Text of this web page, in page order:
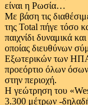
είναι η Ρωσία…
Με βάση τις
της Τοtal πήγε τόσο
παιχνίδι δυναμικά
οποίας διευθύνων
Εξωτερικών των
προεόρτιο όλων
στην περιοχή.
Η γεώτρηση του
3.300 μέτρων -